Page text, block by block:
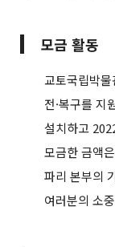
모금 활동
교토국립박
전·복구를 지
설치하고
모금한 금액
파리 본부의
여러분의 소